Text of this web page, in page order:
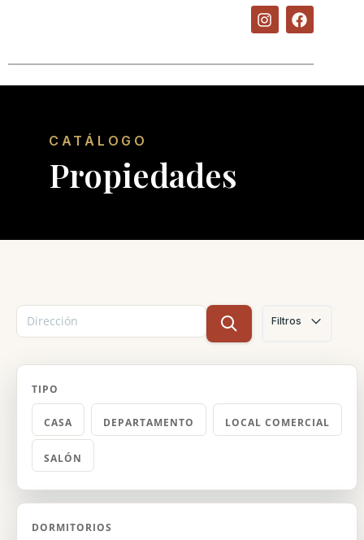
CATÁLOGO
Propiedades
Filtros
TIPO
CASA DEPARTAMENTO LOCAL COMERCIAL
SALÓN
DORMITORIOS